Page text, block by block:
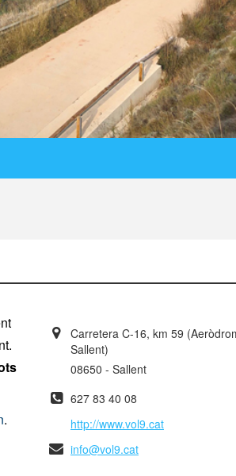
.
Carretera C-16, km 59
Sallent)
08650 - Sallent
627 83 40 08
http://www.vol9.cat
info@vol9.cat